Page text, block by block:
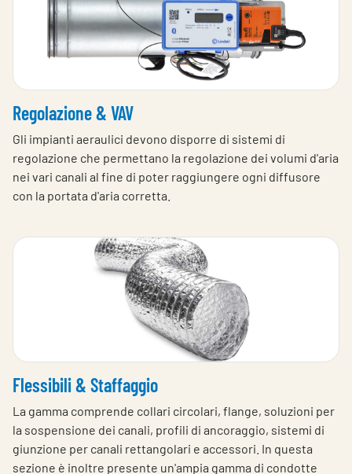
Regolazione & VAV
Gli impianti aeraulici devono disporre di sistemi di
regolazione che permettano la regolazione dei volumi d'aria
nei vari canali al fine di poter raggiungere ogni diffusore
con la portata d'aria corretta.
Flessibili & Staffaggio
La gamma comprende collari circolari, flange, soluzioni per
la sospensione dei canali, profili di ancoraggio, sistemi di
giunzione per canali rettangolari e accessori. In questa
sezione è inoltre presente un'ampia gamma di condotte